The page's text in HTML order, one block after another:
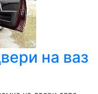
на ваз